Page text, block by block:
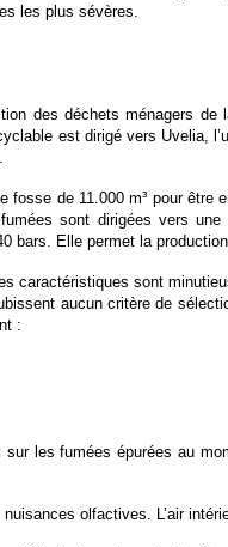
les plus sévères.
des déchets ménagers
est dirigé vers Uvelia,
de 11.000 m³ pour être
sont dirigées vers une
bars. Elle permet la
caractéristiques sont
aucun critère de
:
les fumées épurées au
olfactives. L’air